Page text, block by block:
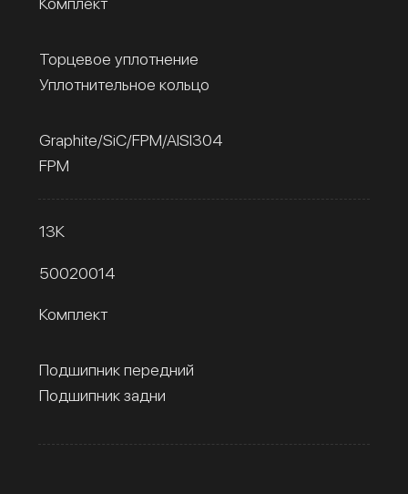
Торцевое уплотнение
Уплотнительное кольцо
Graphite/SiC/FPM/AISI304
FPM
13К
50020014
Комплект
Подшипник передний
Подшипник задни